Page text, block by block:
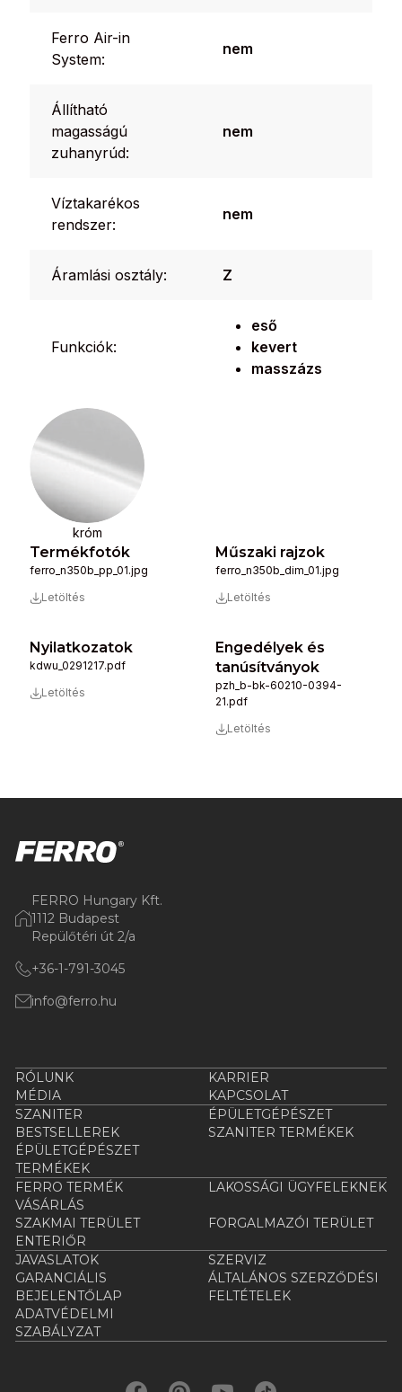
Ferro Air-in
System:
nem
Állítható
magasságú
zuhanyrúd:
nem
Víztakarékos
rendszer:
nem
Áramlási osztály: Z
Funkciók:
eső
kevert
masszázs
króm
Termékfotók
ferro_n350b_pp_01.jpg
Letöltés
Műszaki rajzok
ferro_n350b_dim_01.jpg
Letöltés
Nyilatkozatok
kdwu_0291217.pdf
Letöltés
Engedélyek és
tanúsítványok
pzh_b-bk-60210-0394-
21.pdf
Letöltés
FERRO Hungary Kft.
1112 Budapest
Repülőtéri út 2/a
+36-1-791-3045
info@ferro.hu
RÓLUNK
KARRIER
MÉDIA
KAPCSOLAT
SZANITER
ÉPÜLETGÉPÉSZET
BESTSELLEREK
SZANITER TERMÉKEK
ÉPÜLETGÉPÉSZET
TERMÉKEK
FERRO TERMÉK
VÁSÁRLÁS
LAKOSSÁGI ÜGYFELEKNEK
SZAKMAI TERÜLET
FORGALMAZÓI TERÜLET
ENTERIŐR
JAVASLATOK
SZERVIZ
GARANCIÁLIS
BEJELENTŐLAP
ÁLTALÁNOS SZERZŐDÉSI
FELTÉTELEK
ADATVÉDELMI
SZABÁLYZAT